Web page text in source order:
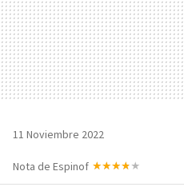
11 Noviembre 2022
Nota de Espinof